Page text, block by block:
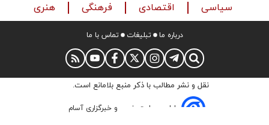
سیاسی اقتصادی فرهنگی هنری
درباره ما تبلیغات تماس با ما
نقل و نشر مطالب با ذکر منبع بلامانع است.
طراحی سایت خبری و خبرگزاری آسام